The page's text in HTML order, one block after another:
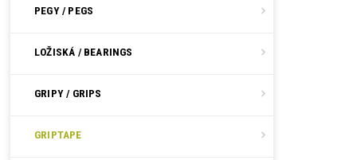
PEGY / PEGS
LOŽISKÁ / BEARINGS
GRIPY / GRIPS
GRIPTAPE